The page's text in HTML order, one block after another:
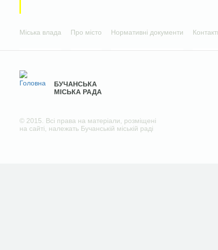
Міська влада Про місто Нормативні документи
БУЧАНСЬКА
МІСЬКА РАДА
© 2015. Всі права на матеріали, розміщені
на сайті, належать Бучанській міській раді